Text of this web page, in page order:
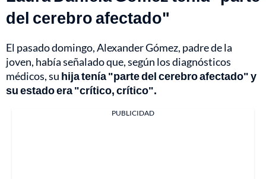
del cerebro afectado"
El pasado domingo, Alexander Gómez, padre de la
joven, había señalado que, según los diagnósticos
médicos, su hija tenía "parte del cerebro afectado" y
su estado era "crítico, crítico".
PUBLICIDAD